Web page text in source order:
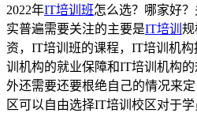
2022年IT培训班怎么选？哪家好
实普遍需要关注的主要是IT培训 规
资，IT培训班的课程，IT培训机
训机构的就业保障和IT培训机构
外还需要还要根绝自己的情况来定
区可以自由选择IT培训校区对于